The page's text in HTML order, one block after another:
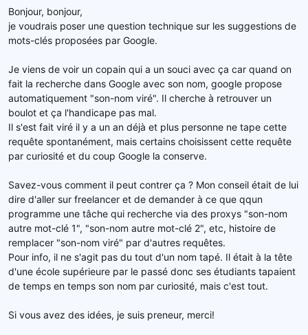
e
l
a
s
c
u
s
s
Bonjour, bonjour,
je voudrais poser une question technique sur les suggestions de
mots-clés proposées par Google.
Je viens de voir un copain qui a un souci avec ça car quand on
fait la recherche dans Google avec son nom, google propose
automatiquement "son-nom viré". Il cherche à retrouver un
boulot et ça l'handicape pas mal.
Il s'est fait viré il y a un an déjà et plus personne ne tape cette
requête spontanément, mais certains choisissent cette requête
par curiosité et du coup Google la conserve.
Savez-vous comment il peut contrer ça ? Mon conseil était de lui
dire d'aller sur freelancer et de demander à ce que qqun
programme une tâche qui recherche via des proxys "son-nom
autre mot-clé 1", "son-nom autre mot-clé 2", etc, histoire de
remplacer "son-nom viré" par d'autres requêtes.
Pour info, il ne s'agit pas du tout d'un nom tapé. Il était à la tête
d'une école supérieure par le passé donc ses étudiants tapaient
de temps en temps son nom par curiosité, mais c'est tout.
Si vous avez des idées, je suis preneur, merci!